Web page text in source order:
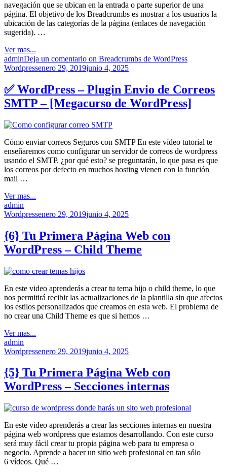
navegación que se ubican en la entrada o parte superior de una
página. El objetivo de los Breadcrumbs es mostrar a los usuarios la
ubicación de las categorías de la página (enlaces de navegación
sugerida). …
Ver mas...
adminDeja un comentario on Breadcrumbs de WordPress
Wordpressenero 29, 2019junio 4, 2025
✅ WordPress – Plugin Envio de Correos
SMTP – [Megacurso de WordPress]
Cómo enviar correos Seguros con SMTP En este vídeo tutorial te
enseñaremos como configurar un servidor de correos de wordpress
usando el SMTP. ¿por qué esto? se preguntarán, lo que pasa es que
los correos por defecto en muchos hosting vienen con la función
mail …
Ver mas...
admin
Wordpressenero 29, 2019junio 4, 2025
{6} Tu Primera Página Web con
WordPress – Child Theme
En este video aprenderás a crear tu tema hijo o child theme, lo que
nos permitirá recibir las actualizaciones de la plantilla sin que afectos
los estilos personalizados que creamos en esta web. El problema de
no crear una Child Theme es que si hemos …
Ver mas...
admin
Wordpressenero 29, 2019junio 4, 2025
{5} Tu Primera Página Web con
WordPress – Secciones internas
En este video aprenderás a crear las secciones internas en nuestra
página web wordpress que estamos desarrollando. Con este curso
será muy fácil crear tu propia página web para tu empresa o
negocio. Aprende a hacer un sitio web profesional en tan sólo
6 vídeos. Qué …